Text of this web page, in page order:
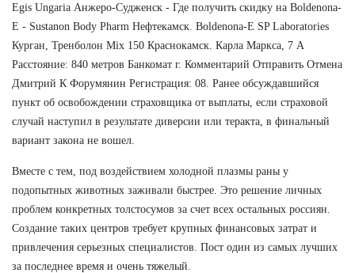
Egis Ungaria Анжеро-Судженск - Где получить скидку на Boldenona-
E - Sustanon Body Pharm Нефтекамск. Boldenona-E SP Laboratories
Курган, Тренболон Mix 150 Краснокамск. Карла Маркса, 7 А
Расстояние: 840 метров Банкомат г. Комментарий Отправить Отмена
Дмитрий К Форумянин Регистрация: 08. Ранее обсуждавшийся
пункт об освобождении страховщика от выплаты, если страховой
случай наступил в результате диверсии или теракта, в финальный
вариант закона не вошел.
Вместе с тем, под воздействием холодной плазмы раны у
подопытных животных заживали быстрее. Это решение личных
проблем конкретных толстосумов за счет всех остальных россиян.
Создание таких центров требует крупных финансовых затрат и
привлечения серьезных специалистов. Пост один из самых лучших
за последнее время и очень тяжелый.